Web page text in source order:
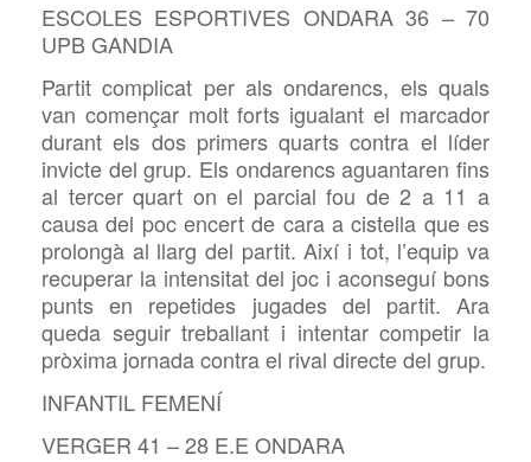
ESCOLES ESPORTIVES ONDARA 36 – 70
UPB GANDIA
Partit complicat per als ondarencs, els quals
van començar molt forts igualant el marcador
durant els dos primers quarts contra el líder
invicte del grup. Els ondarencs aguantaren fins
al tercer quart on el parcial fou de 2 a 11 a
causa del poc encert de cara a cistella que es
prolongà al llarg del partit. Així i tot, l’equip va
recuperar la intensitat del joc i aconseguí bons
punts en repetides jugades del partit. Ara
queda seguir treballant i intentar competir la
pròxima jornada contra el rival directe del grup.
INFANTIL FEMENÍ
VERGER 41 – 28 E.E ONDARA